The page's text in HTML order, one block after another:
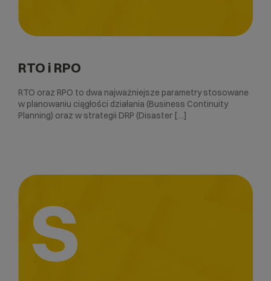
RTO i RPO
RTO oraz RPO to dwa najważniejsze parametry stosowane
w planowaniu ciągłości działania (Business Continuity
Planning) oraz w strategii DRP (Disaster […]
S